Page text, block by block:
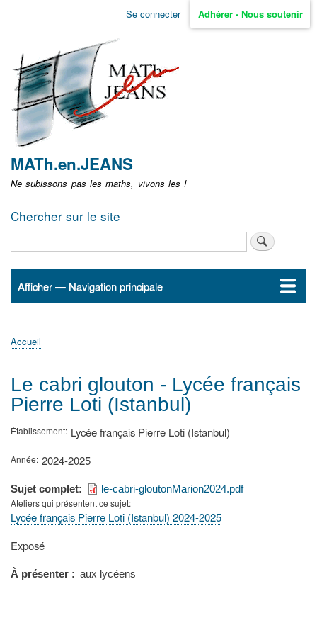
Aller
non
identifié
Se connecter Adhérer - Nous soutenir
MATh.en.JEANS
Ne subissons pas les maths, vivons les !
Chercher sur le site
Navigation
Afficher — Navigation principale
Accueil
ActualitésMATh.en.JEANS ?
Régions et Ateliers
Créer, gérer un atelier
Sujets/Publications
Congrès
d'Ariane
Accueil
Le cabri glouton - Lycée français
Pierre Loti (Istanbul)
Établissement Lycée français Pierre Loti (Istanbul)
Année 2024-2025
Sujet complet
le-cabri-gloutonMarion2024.pdf
Ateliers qui présentent ce sujet
Lycée français Pierre Loti (Istanbul) 2024-2025
Type
présentation
Exposé
À présenter aux lycéens